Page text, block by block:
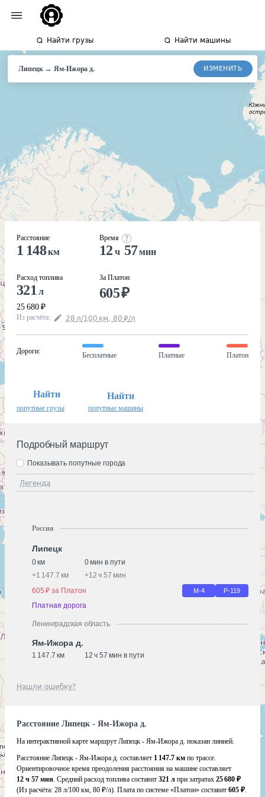
Найти грузы Найти машины
Липецк→Ям-Ижорад. ИЗМЕНИТЬ
Расстояние
1 148км
Расход топлива
321 л
25 680 ₽
Время
12 ч 57мин
За Платон
605₽
Из расчёта: 28 л/100 км, 80 ₽/л
Дороги:
Бесплатные Платные Платон
Найти
попутные грузы
Найти
попутные машины
Подробный маршрут
Легенда
Показывать попутные города
Россия
Липецк
0 км
0 мин в пути
+1 147.7 км +12 ч 57 мин
605 ₽ за Платон
М-4 Р-119
Платная дорога
Ленинградская область
Ям-Ижора д.
1 147.7 км 12 ч 57 мин в пути
Нашли ошибку?
Расстояние Липецк - Ям-Ижора д.
На интерактивной карте маршрут Липецк - Ям-Ижора д. показан линией.
Расстояние Липецк - Ям-Ижора д. составляет 1 147.7 км по трассе.
Ориентировочное время преодоления расстояния на машине составляет
12 ч 57 мин. Средний расход топлива составит 321 л при затратах 25 680 ₽
(Из расчёта: 28 л/100 км, 80 ₽/л). Плата по системе «Платон» составит 605 ₽.